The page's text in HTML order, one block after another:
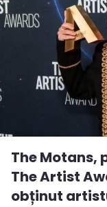
The
The Artist
obținut